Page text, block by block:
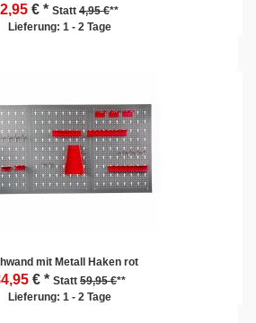
2,95 € * Statt 4,95 €**
Lieferung: 1 - 2 Tage
mit Metall Haken rot
€ * Statt 59,95 €**
Lieferung: 1 - 2 Tage